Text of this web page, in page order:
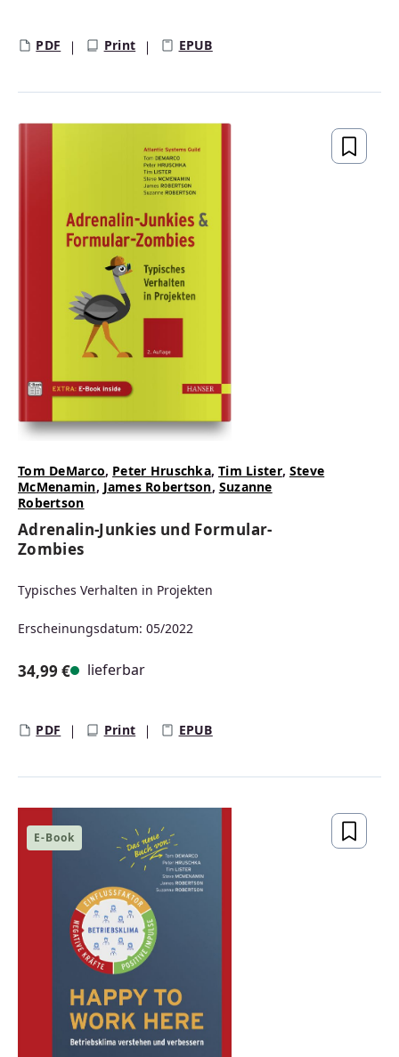
PDF Print EPUB
Tom DeMarco, Peter Hruschka,Tim Lister, Steve
McMenamin, James Robertson, Suzanne
Robertson
Adrenalin-Junkies und Formular-
Zombies
Typisches Verhalten in Projekten
Erscheinungsdatum: 05/2022
34,99 € lieferbar
PDF Print EPUB
E-Book